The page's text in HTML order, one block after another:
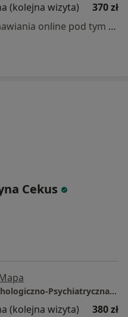
(kolejna wizyta)
370 zł
Specjalista nie oferuje umawiania online pod tym adresem.
Cekus
PsychoMedic.pl Klinika Psychologiczno-Psychiatryczna Katowice (ul. 1 Maja 46)
(kolejna wizyta)
380 zł